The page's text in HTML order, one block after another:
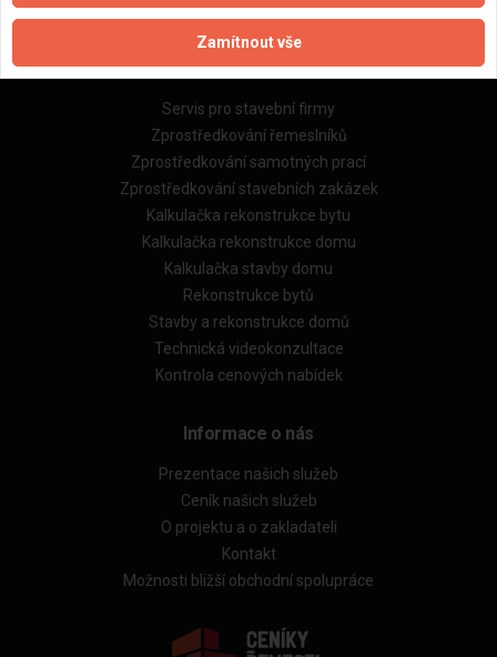
Naše excelové tabulky online
Naše služby
Servis pro stavební firmy
Zprostředkování řemeslníků
Zprostředkování samotných prací
Zprostředkování stavebních zakázek
Kalkulačka rekonstrukce bytu
Kalkulačka rekonstrukce domu
Kalkulačka stavby domu
Rekonstrukce bytů
Stavby a rekonstrukce domů
Technická videokonzultace
Kontrola cenových nabídek
Informace o nás
Prezentace našich služeb
Ceník našich služeb
O projektu a o zakladateli
Kontakt
Možnosti bližší obchodní spolupráce
Zamítnout vše